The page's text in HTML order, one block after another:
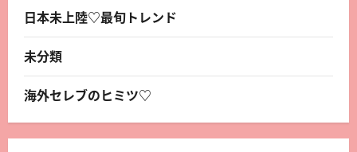
日本未上陸♡最旬トレンド
未分類
海外セレブのヒミツ♡